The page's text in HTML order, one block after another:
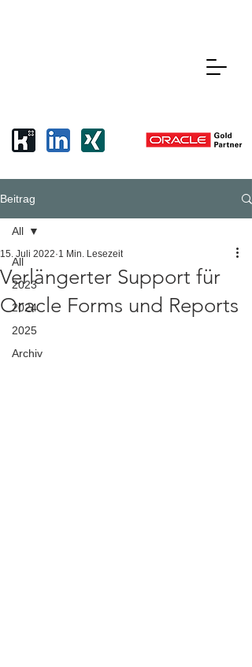
Beitrag
All
2023
2024
2025
Archiv
All
Verlängerter Support für
Oracle Forms und Reports
15. Juli 2022 1 Min. Lesezeit